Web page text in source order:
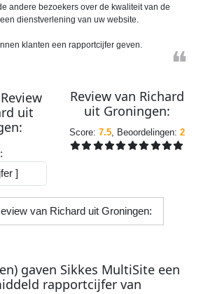
andere bezoekers over de kwaliteit van de
dienstverlening van uw website.
klanten een rapportcijfer geven.
❝
uit
:
van Richard uit Groningen:
Review van Richard
uit Groningen:
Score: 7.5, Beoordelingen: 2
gaven Sikkes MultiSiteeen
rapportcijfervan